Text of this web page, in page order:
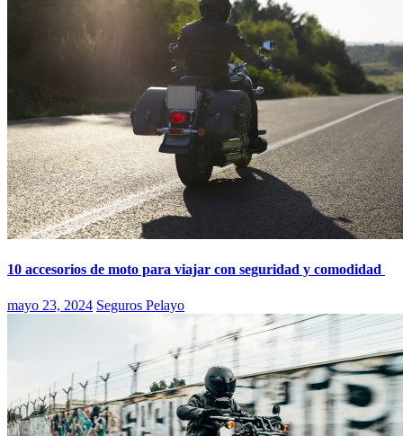
10 accesorios de moto para viajar con seguridad y comodidad
mayo 23, 2024 Seguros Pelayo